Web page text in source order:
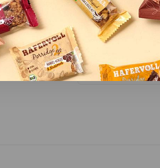
Hafer,
Banane
Am meisten